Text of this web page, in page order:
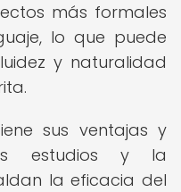
más formales
lo que puede
y naturalidad
sus ventajas y
estudios y la
la eficacia del